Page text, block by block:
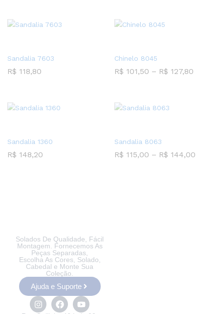
Sandalia 7603
R$ 118,80
Chinelo 8045
R$ 101,50 – R$ 127,80
Sandalia 1360
R$ 148,20
Sandalia 8063
R$ 115,00 – R$ 144,00
Solados De Qualidade, Fácil
Montagem. Fornecemos As
Peças Separadas,
Escolha As Cores, Solado,
Cabedal e Monte Sua
Coleção.
Ajuda e Suporte